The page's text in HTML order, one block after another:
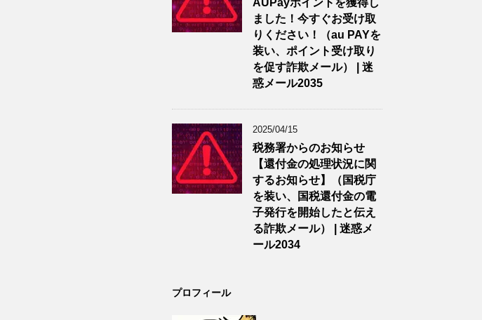
AUPayポイントを獲得し
ました！今すぐお受け取
りください！（au PAYを
装い、ポイント受け取り
を促す詐欺メール） | 迷
惑メール2035
2025/04/15
税務署からのお知らせ
【還付金の処理状況に関
するお知らせ】（国税庁
を装い、国税還付金の電
子発行を開始したと伝え
る詐欺メール） | 迷惑メ
ール2034
プロフィール